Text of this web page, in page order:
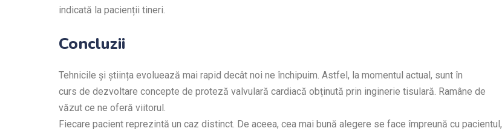
indicată la pacienții tineri.
Concluzii
Tehnicile și știința evoluează mai rapid decât noi ne închipuim. Astfel, la momentul actual, sunt în
curs de dezvoltare concepte de proteză valvulară cardiacă obținută prin inginerie tisulară. Ramâne de
văzut ce ne oferă viitorul.
Fiecare pacient reprezintă un caz distinct. De aceea, cea mai bună alegere se face împreună cu pacientul,